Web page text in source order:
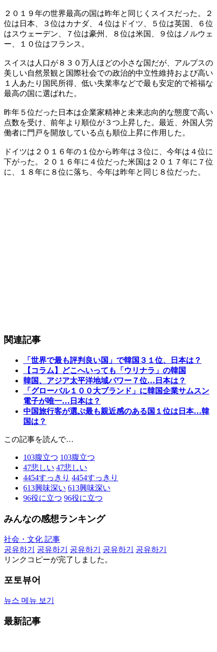
２０１９年の世界最高の国は昨年と同じくスイスだった。２
位は日本、３位はカナダ、４位はドイツ、５位は英国、６位
はスウェーデン、７位は豪州、８位は米国、９位はノルウェ
ー、１０位はフランス。
スイスは人口が８３０万人ほどの小さな国だが、アルプスの
美しい自然景観と国際社会での政治的中立性維持および高い
１人あたり国民所得、低い失業率などで最も安定的で裕福な
最高の国に選ばれた。
昨年５位だった日本は企業家精神と未来志向的な態度で高い
点数を受け、前年より順位が３つ上昇した。最近、外国人労
働者に門戸を開放している点も順位上昇に作用した。
ドイツは２０１６年の１位から昨年は３位に、今年は４位に
下がった。２０１６年に４位だった米国は２０１７年に７位
に、１８年に８位に落ち、今年は昨年と同じ８位だった。
関連記事
「世界で最も評判良い国」で韓国３１位、日本は？
【コラム】どこへいっても「ウリナラ」の韓国
韓国、アジア太平洋地域パワー７位…日本は？
「グローバル１００大ブランド」に韓国企業サムスン
電子が唯一…日本は？
中国旅行客が選ぶ最も親近感のある国１位は日本…韓
国は？
この記事を読んで…
103腹立つ 103腹立つ
47悲しい 47悲しい
4454すっきり 4454すっきり
613興味深い 613興味深い
96役に立つ 96役に立つ
みんなの感想ランキング
社会・文化 記事
공유하기
공유하기 공유하기 공유하기
공유하기
リンクコピーが完了しました。
포토뷰어
뉴스 메뉴 보기
最新記事